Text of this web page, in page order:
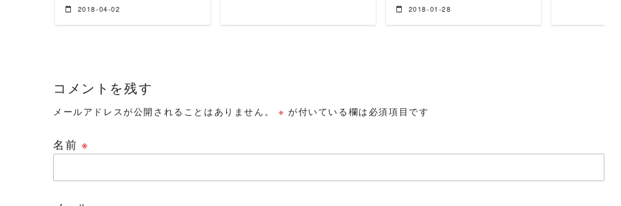
2018-04-02 2018-01-28
コメントを残す
メールアドレスが公開されることはありません。 ※ が付いている欄は必須項目です
名前 ※